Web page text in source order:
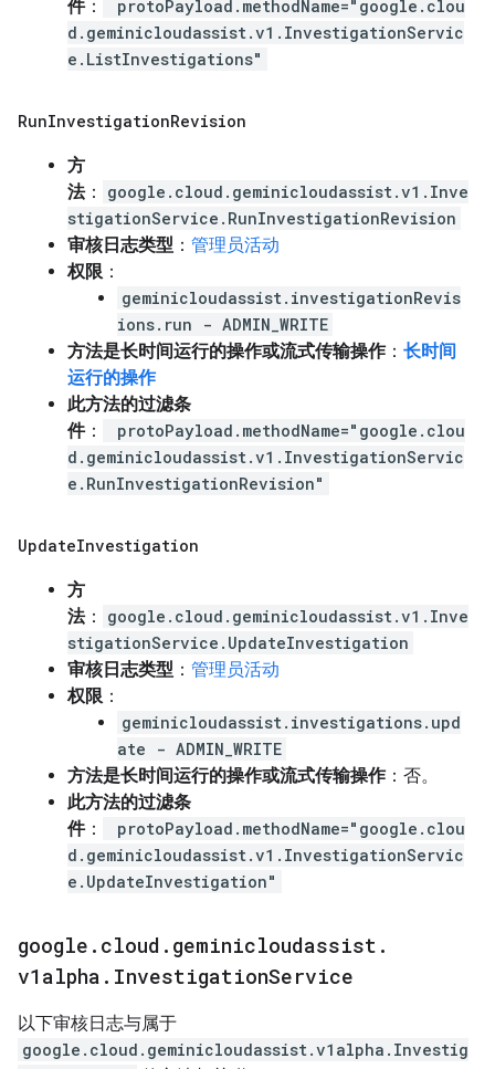
件：
protoPayload.methodName="google.clou
d.geminicloudassist.v1.InvestigationServic
e.ListInvestigations"
RunInvestigationRevision
方
法：
google.cloud.geminicloudassist.v1.Inve
stigationService.RunInvestigationRevision
审核日志类型 ： 管理员活动
权限 ：
geminicloudassist.investigationRevis
ions.run - ADMIN_WRITE
方法是长时间运行的操作或流式传输操作： 长时间
运行的操作
此方法的过滤条
件：
protoPayload.methodName="google.clou
d.geminicloudassist.v1.InvestigationServic
e.RunInvestigationRevision"
UpdateInvestigation
方
法：
google.cloud.geminicloudassist.v1.Inve
stigationService.UpdateInvestigation
审核日志类型 ： 管理员活动
权限 ：
geminicloudassist.investigations.upd
ate - ADMIN_WRITE
方法是长时间运行的操作或流式传输操作：否。
此方法的过滤条
件：
protoPayload.methodName="google.clou
d.geminicloudassist.v1.InvestigationServic
e.UpdateInvestigation"
google . cloud . geminicloudassist .
v1alpha . InvestigationService
以下审核日志与属于
google.cloud.geminicloudassist.v1alpha.Investig